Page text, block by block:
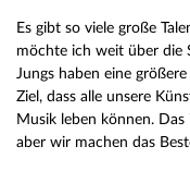
Es gibt so viele große
möchte ich weit über die
Jungs haben eine
Ziel, dass alle unsere
Musik leben können.
aber wir machen das